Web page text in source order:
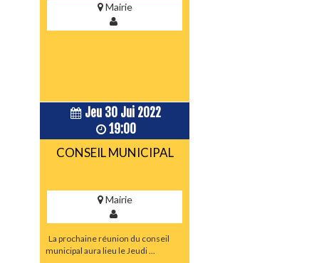
Mairie
Jeu 30 Jui 2022
19:00
CONSEIL MUNICIPAL
Mairie
La prochaine réunion du conseil
municipal aura lieu le Jeudi ...